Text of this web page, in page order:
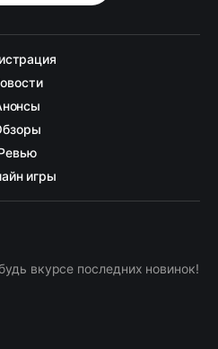
игры
вкурсе последних новинок!